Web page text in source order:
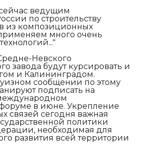
ведущим
по строительству
из композиционных
много очень
Невского
завода будут курсировать и
и Калининградом.
сообщении по этому
подписать на
в июне. Укрепление
связей сегодня важная
политики
необходимая для
развития всей территории